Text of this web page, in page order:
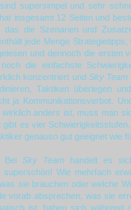
supersimpel und sehr
insgesamt 12 Seiten und
das die Szenarien und
jede Menge
und dennoch die ersten
die einfachste
konzentriert und Sky Team
Taktiken überlegen
ja Kommunikationsverbot.
anders ist, muss man
es vier
genauso gut geeignet wie
Bei Sky Teamhandelt es
superschön! Wie mehrfach
sie brauchen oder welche
vorab absprechen, was sie
ist, haben sich während